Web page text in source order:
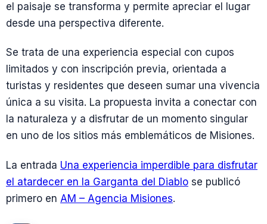
el paisaje se transforma y permite apreciar el lugar
desde una perspectiva diferente.
Se trata de una experiencia especial con cupos
limitados y con inscripción previa, orientada a
turistas y residentes que deseen sumar una vivencia
única a su visita. La propuesta invita a conectar con
la naturaleza y a disfrutar de un momento singular
en uno de los sitios más emblemáticos de Misiones.
La entrada Una experiencia imperdible para disfrutar
el atardecer en la Garganta del Diablo se publicó
primero en AM – Agencia Misiones.